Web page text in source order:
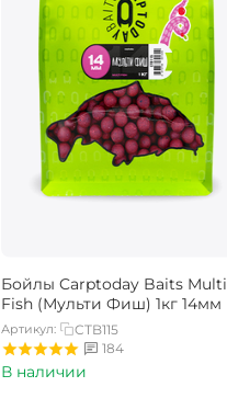
Бойлы Carptoday Baits Multi
Fish (Мульти Фиш) 1кг 14мм
Артикул:
CTB115
184
В наличии